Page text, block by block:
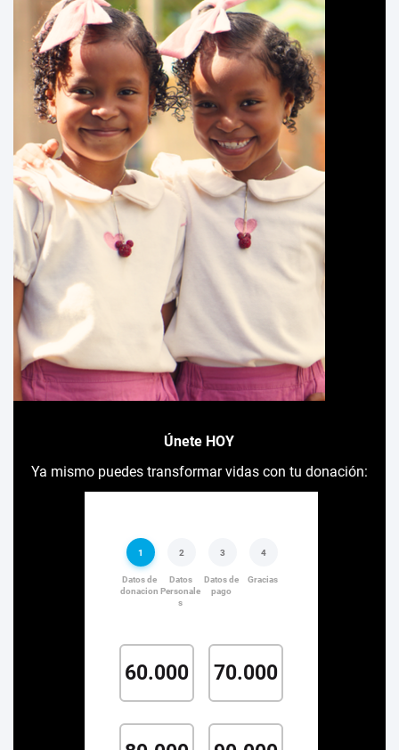
Únete HOY
Ya mismo puedes transformar vidas con tu donación: